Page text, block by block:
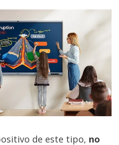
de este tipo, no